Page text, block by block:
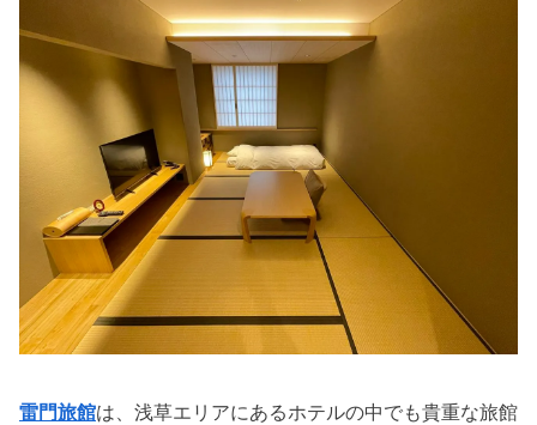
雷門旅館は、浅草エリアにあるホテルの中でも貴重な旅館